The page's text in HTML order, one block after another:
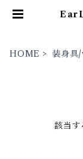
HOME 装身
該当す